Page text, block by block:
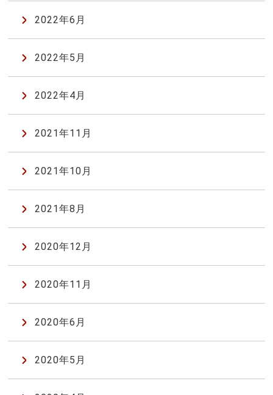
2022年6月
2022年5月
2022年4月
2021年11月
2021年10月
2021年8月
2020年12月
2020年11月
2020年6月
2020年5月